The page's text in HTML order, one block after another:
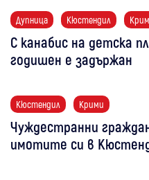
Дупница Кюстендил
С канабис на детска
годишен е задържан
Кюстендил Крими
Чуждестранни
имотите си в